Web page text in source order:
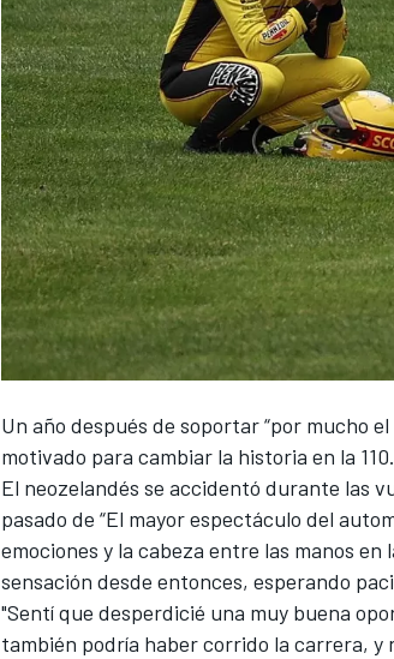
NASCAR CUP
FÓRMULA E
Un año después de soportar “por mucho
motivado para cambiar la historia en la
El neozelandés se accidentó durante las
pasado de “El mayor espectáculo del
emociones y la cabeza entre las manos
sensación desde entonces, esperando
"Sentí que desperdicié una muy buena
también podría haber corrido la carrera, y